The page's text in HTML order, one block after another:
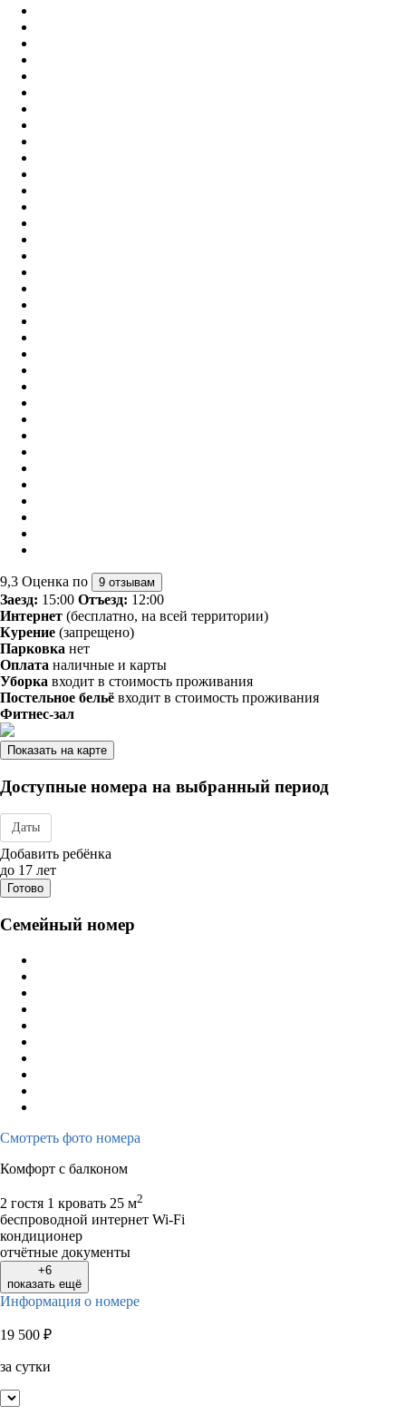
9,3 Оценка по 9 отзывам
Заезд: 15:00 Отъезд: 12:00
Интернет (бесплатно, на всей территории)
Курение (запрещено)
Парковка нет
Оплата наличные и карты
Уборка входит в стоимость проживания
Постельное бельё входит в стоимость проживания
Фитнес-зал
Показать на карте
Доступные номера на выбранный период
Даты
Дата заезда - отъезда
Добавить ребёнка
до 17 лет
Готово
Семейный номер
Смотреть фото номера
Комфорт с балконом
2 гостя 1 кровать 25 м2
беспроводной интернет Wi-Fi
кондиционер
отчётные документы
+6
показать ещё
Информация о номере
19 500 ₽
за сутки